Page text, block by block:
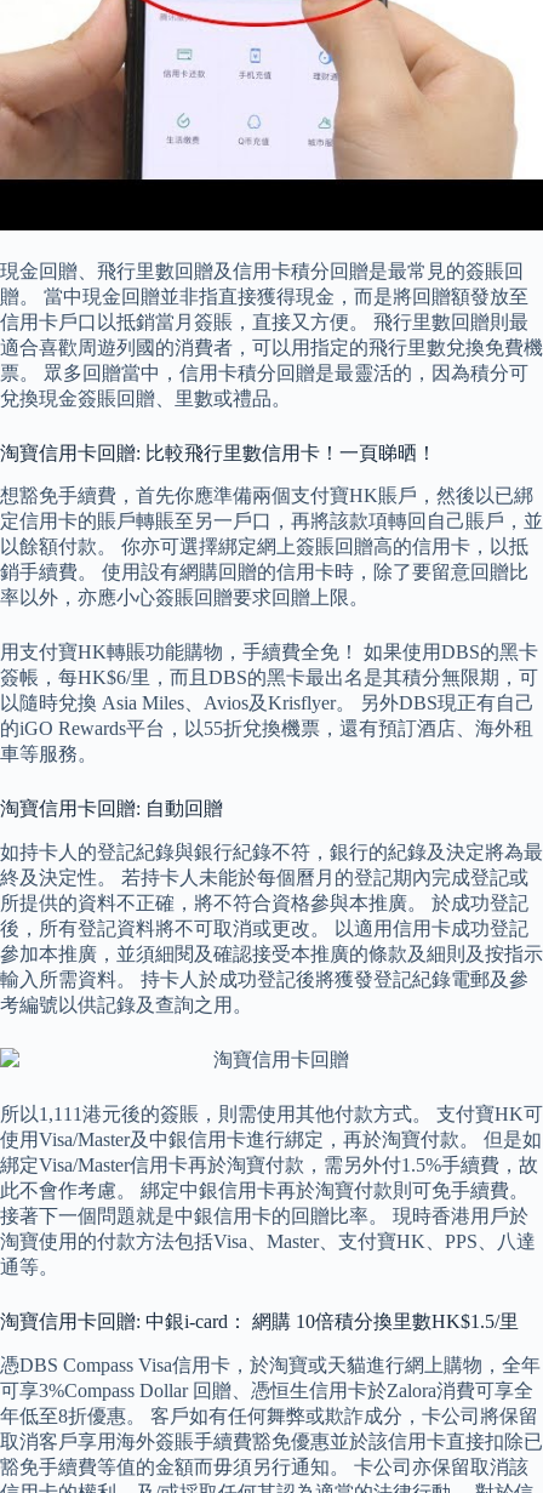
現金回贈、飛行里數回贈及信用卡積分回贈是最常見的簽賬回
贈。 當中現金回贈並非指直接獲得現金，而是將回贈額發放至
信用卡戶口以抵銷當月簽賬，直接又方便。 飛行里數回贈則最
適合喜歡周遊列國的消費者，可以用指定的飛行里數兌換免費機
票。 眾多回贈當中，信用卡積分回贈是最靈活的，因為積分可
兌換現金簽賬回贈、里數或禮品。
淘寶信用卡回贈: 比較飛行里數信用卡！一頁睇晒！
想豁免手續費，首先你應準備兩個支付寶HK賬戶，然後以已綁
定信用卡的賬戶轉賬至另一戶口，再將該款項轉回自己賬戶，並
以餘額付款。 你亦可選擇綁定網上簽賬回贈高的信用卡，以抵
銷手續費。 使用設有網購回贈的信用卡時，除了要留意回贈比
率以外，亦應小心簽賬回贈要求回贈上限。
用支付寶HK轉賬功能購物，手續費全免！ 如果使用DBS的黑卡
簽帳，每HK$6/里，而且DBS的黑卡最出名是其積分無限期，可
以隨時兌換 Asia Miles、Avios及Krisflyer。 另外DBS現正有自己
的iGO Rewards平台，以55折兌換機票，還有預訂酒店、海外租
車等服務。
淘寶信用卡回贈: 自動回贈
如持卡人的登記紀錄與銀行紀錄不符，銀行的紀錄及決定將為最
終及決定性。 若持卡人未能於每個曆月的登記期內完成登記或
所提供的資料不正確，將不符合資格參與本推廣。 於成功登記
後，所有登記資料將不可取消或更改。 以適用信用卡成功登記
參加本推廣，並須細閱及確認接受本推廣的條款及細則及按指示
輸入所需資料。 持卡人於成功登記後將獲發登記紀錄電郵及參
考編號以供記錄及查詢之用。
所以1,111港元後的簽賬，則需使用其他付款方式。 支付寶HK可
使用Visa/Master及中銀信用卡進行綁定，再於淘寶付款。 但是如
綁定Visa/Master信用卡再於淘寶付款，需另外付1.5%手續費，故
此不會作考慮。 綁定中銀信用卡再於淘寶付款則可免手續費。
接著下一個問題就是中銀信用卡的回贈比率。 現時香港用戶於
淘寶使用的付款方法包括Visa、Master、支付寶HK、PPS、八達
通等。
淘寶信用卡回贈: 中銀i-card： 網購 10倍積分換里數HK$1.5/里
憑DBS Compass Visa信用卡，於淘寶或天貓進行網上購物，全年
可享3%Compass Dollar 回贈、憑恒生信用卡於Zalora消費可享全
年低至8折優惠。 客戶如有任何舞弊或欺詐成分，卡公司將保留
取消客戶享用海外簽賬手續費豁免優惠並於該信用卡直接扣除已
豁免手續費等值的金額而毋須另行通知。 卡公司亦保留取消該